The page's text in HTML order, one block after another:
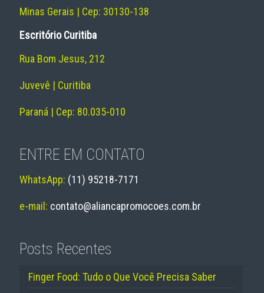
Minas Gerais | Cep: 30130-138
Escritório Curitiba
Rua Bom Jesus, 212
Juvevê | Curitiba
Paraná | Cep: 80.035-010
ENTRE EM CONTATO
WhatsApp: (11) 95218-7171
e-mail: contato@aliancapromocoes.com.br
Posts Recentes
Finger Food: Tudo o Que Você Precisa Saber